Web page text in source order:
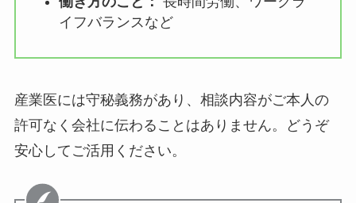
従業員の皆さんの心と体の健康をサポートするた
みまで、幅広く相談できます。
▼こんなことで相談できます